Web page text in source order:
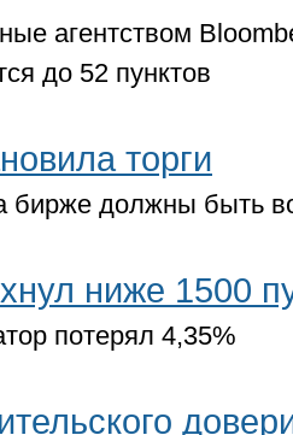
агентством
до 52 пунктов
торги
бирже должны быть
ниже 1500
потерял 4,35%